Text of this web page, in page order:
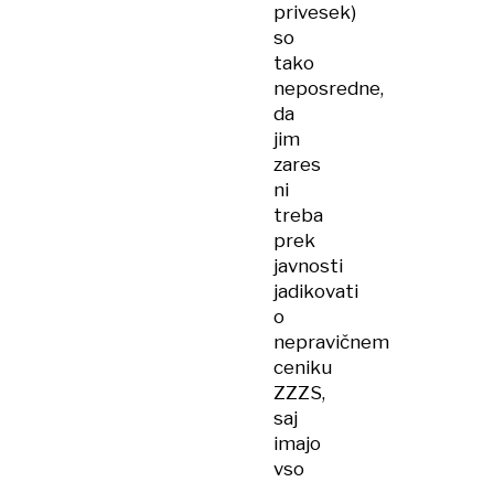
privesek)
so
tako
neposredne,
da
jim
zares
ni
treba
prek
javnosti
jadikovati
o
nepravičnem
ceniku
ZZZS,
saj
imajo
vso